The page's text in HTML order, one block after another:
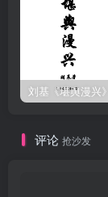
书》。本书对该
经》、《葬法倒
《灵城精义》、
籍进行了分析、
刘基《堪舆漫兴》
评论 抢沙发